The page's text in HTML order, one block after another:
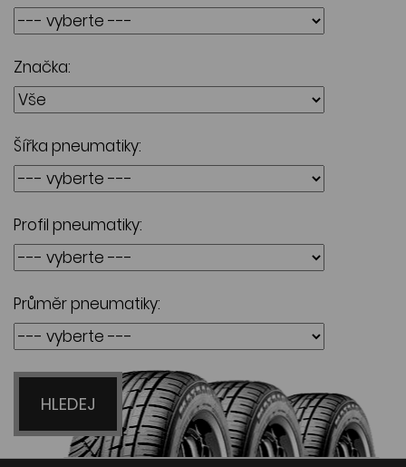
Značka:
Šířka pneumatiky:
Profil pneumatiky:
Průměr pneumatiky:
HLEDEJ